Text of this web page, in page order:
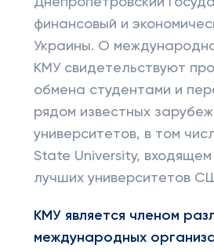
финансовый и
Украины. О
КМУ свидетельствуют
обмена студентами и
рядом известных
университетов, в том
State University, входящем
лучших университетов
КМУ является членом
международных